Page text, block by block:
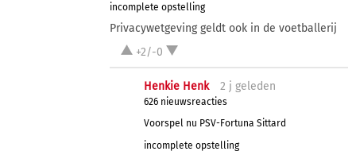
incomplete opstelling
Privacywetgeving geldt ook in de voetballerij
+2/-0
Henkie Henk 2 j geleden
626 nieuwsreacties
Voorspel nu PSV-Fortuna Sittard
incomplete opstelling